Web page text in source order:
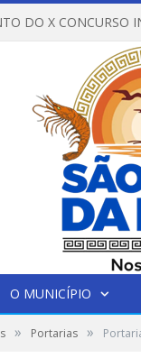
O MUNICÍPIO
» Portarias »